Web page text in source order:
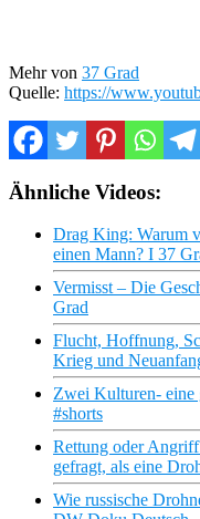
Mehr von 37 Grad
Quelle: https://
Ähnliche Videos:
Drag King: Warum
einen Mann? I 37
Vermisst – Die
Grad
Flucht, Hoffnung,
Krieg und
Zwei Kulturen-
#shorts
Rettung oder
gefragt, als eine
Wie russische